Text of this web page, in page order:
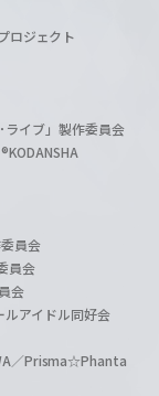
ロジェクト
イブ」製作委員会
員会
員会
会
アイドル同好会
／Prisma☆Phanta